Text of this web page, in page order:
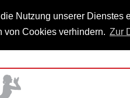
Nutzung unserer
von Cookies verhindern. Zur